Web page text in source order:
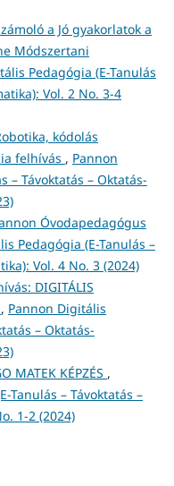
a Jó gyakorlatok a
Módszertani
Pedagógia (E-Tanulás
Vol. 2 No. 3-4
kódolás
felhívás , Pannon
– Távoktatás – Oktatás-
Óvodapedagógus
Pedagógia (E-Tanulás –
Vol. 4 No. 3 (2024)
DIGITÁLIS
, Pannon Digitális
– Oktatás-
MATEK KÉPZÉS ,
Tanulás – Távoktatás –
1-2 (2024)